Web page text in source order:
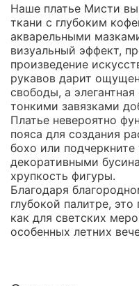
Наше платье Мисти
ткани с глубоким
акварельными
визуальный эффект,
произведение
рукавов дарит
свободы, а
тонкими завязками
Платье невероятно
пояса для создания
бохо или
декоративными
хрупкость фигуры.
Благодаря
глубокой палитре,
как для светских
особенных летних